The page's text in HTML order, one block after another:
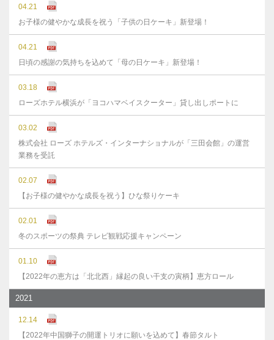
04.21
お子様の健やかな成長を祝う「子供の日ケーキ」新登場！
04.21
日頃の感謝の気持ちを込めて「母の日ケーキ」新登場！
03.18
ローズホテル横浜が「ヨコハマベイスクーター」貸し出しポートに
03.02
株式会社 ローズ ホテルズ・インターナショナルが「三田会館」の運営
業務を受託
02.07
【お子様の健やかな成長を祝う】ひな祭りケーキ
02.01
冬のスポーツの祭典 テレビ観戦応援キャンペーン
01.10
【2022年の恵方は「北北西」縁起の良い干支の寅柄】恵方ロール
2021
12.14
【2022年中国獅子の開運トリオに願いを込めて】春節タルト